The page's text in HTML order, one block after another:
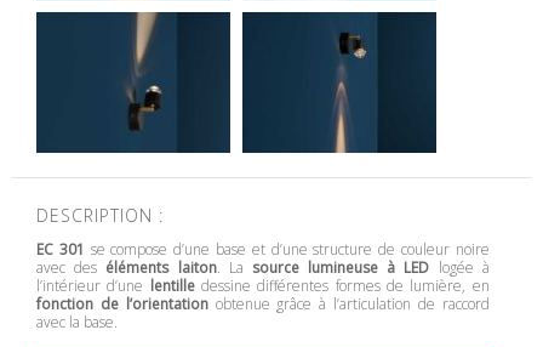
DESCRIPTION :
EC 301 se compose d’une base et d’une structure de couleur noire
avec des éléments laiton. La source lumineuse à LED logée à
l’intérieur d’une lentilledessine différentes formes de lumière, en
fonction de l’orientationobtenue grâce à l’articulation de raccord
avec la base.